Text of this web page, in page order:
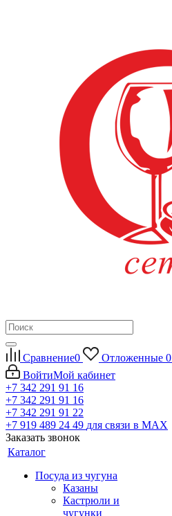
Сравнение0 Отложенные 0
ВойтиМой кабинет
+7 342 291 91 16
+7 342 291 91 16
+7 342 291 91 22
+7 919 489 24 49 для связи в МАХ
Заказать звонок
Каталог
Посуда из чугуна
Казаны
Кастрюли и
чугунки